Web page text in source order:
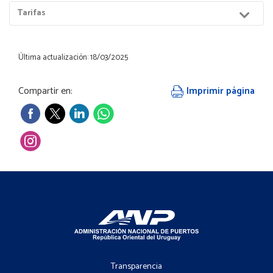
Menú
Hijos
Tarifas
Última actualización: 18/03/2025
Compartir en: Imprimir página
-
Transparencia